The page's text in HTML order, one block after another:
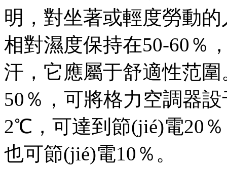
明，對坐著或輕度勞動
相對濕度保持在50-60％
汗，它應屬于舒適性范圍
50％，可將格力空調
2℃，可達到節(jié)電20
也可節(jié)電10％。